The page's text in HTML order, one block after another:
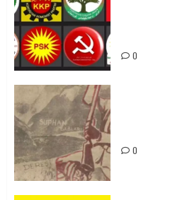
0
0